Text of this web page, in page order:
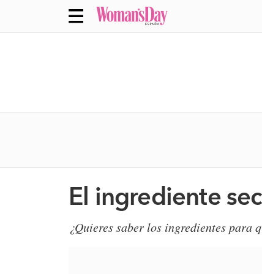
El ingrediente
¿Quieres saber los ingredientes para